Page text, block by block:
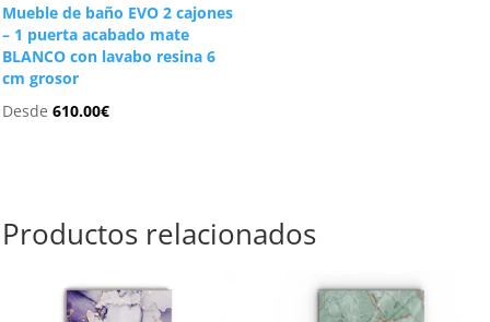
Mueble de baño EVO 2 cajones
– 1 puerta acabado mate
BLANCO con lavabo resina 6
cm grosor
Desde610.00€
Productos relacionados